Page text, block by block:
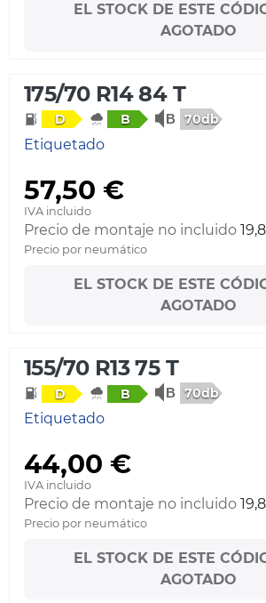
EL STOCK DE ESTE
AGOTADO
175/70 R14 84 T
D B 70db
Etiquetado
57,50 €
IVA incluido
Precio de montaje no incluido
Precio por neumático
EL STOCK DE ESTE
AGOTADO
155/70 R13 75 T
D B 70db
Etiquetado
44,00 €
IVA incluido
Precio de montaje no incluido
Precio por neumático
EL STOCK DE ESTE
AGOTADO